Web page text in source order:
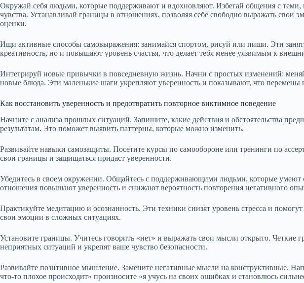
Окружай себя людьми, которые поддерживают и вдохновляют. Избегай общения с теми,
чувства. Устанавливай границы в отношениях, позволяя себе свободно выражать свои
оценки.
Ищи активные способы самовыражения: занимайся спортом, рисуй или пиши. Эти
креативность, но и повышают уровень счастья, что делает тебя менее уязвимым к
Интегрируй новые привычки в повседневную жизнь. Начни с простых изменений:
новые блюда. Эти маленькие шаги укрепляют уверенность и показывают, что перемены
Как восстановить уверенность и предотвратить повторное виктимное поведение
Начните с анализа прошлых ситуаций. Запишите, какие действия и обстоятельства
результатам. Это поможет выявить паттерны, которые можно изменить.
Развивайте навыки самозащиты. Посетите курсы по самообороне или тренинги по
свои границы и защищаться придаст уверенности.
Убедитесь в своем окружении. Общайтесь с поддерживающими людьми, которые умеют
отношения повышают уверенность и снижают вероятность повторения негативного
Практикуйте медитацию и осознанность. Эти техники снизят уровень стресса и
свои эмоции в сложных ситуациях.
Установите границы. Учитесь говорить «нет» и выражать свои мысли открыто. Четкие
неприятных ситуаций и укрепят ваше чувство безопасности.
Развивайте позитивное мышление. Замените негативные мысли на конструктивные.
что-то плохое происходит» произносите «я учусь на своих ошибках и становлюсь